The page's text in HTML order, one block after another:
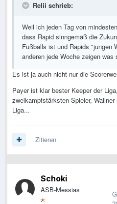
Relii schrieb:
Weil ich jeden Tag von
dass Rapid sinngemäß die
Fußballs ist und Rapids "jungen
anderen jede Woche zeigen was
Es ist ja auch nicht nur die
Payer ist klar bester Keeper der
zweikampfstärksten Spieler,
Liga...
Zitieren
Schoki
ASB-Messias